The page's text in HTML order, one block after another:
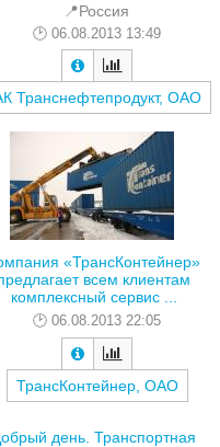
📍Россия
06.08.2013 13:49
Транснефтепродукт, ОАО
«ТрансКонтейнер»
всем клиентам
комплексный сервис ...
06.08.2013 22:05
ТрансКонтейнер, ОАО
день. Транспортная